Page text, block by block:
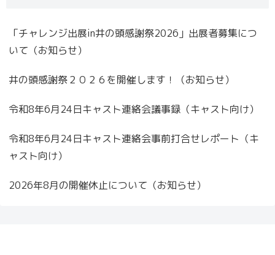
「チャレンジ出展in井の頭感謝祭2026」出展者募集につ
いて（お知らせ）
井の頭感謝祭２０２６を開催します！（お知らせ）
令和8年6月24日キャスト連絡会議事録（キャスト向け）
令和8年6月24日キャスト連絡会事前打合せレポート（キ
ャスト向け）
2026年8月の開催休止について（お知らせ）